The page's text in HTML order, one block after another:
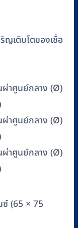
ญเติบโตของเชื้อ
ผ่าศูนย์กลาง (Ø)
ผ่าศูนย์กลาง (Ø)
ผ่าศูนย์กลาง (Ø)
(65 × 75